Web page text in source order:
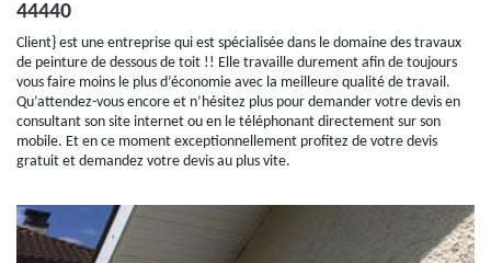
44440
Client} est une entreprise qui est spécialisée dans le domaine des travaux
de peinture de dessous de toit !! Elle travaille durement afin de toujours
vous faire moins le plus d’économie avec la meilleure qualité de travail.
Qu’attendez-vous encore et n’hésitez plus pour demander votre devis en
consultant son site internet ou en le téléphonant directement sur son
mobile. Et en ce moment exceptionnellement profitez de votre devis
gratuit et demandez votre devis au plus vite.